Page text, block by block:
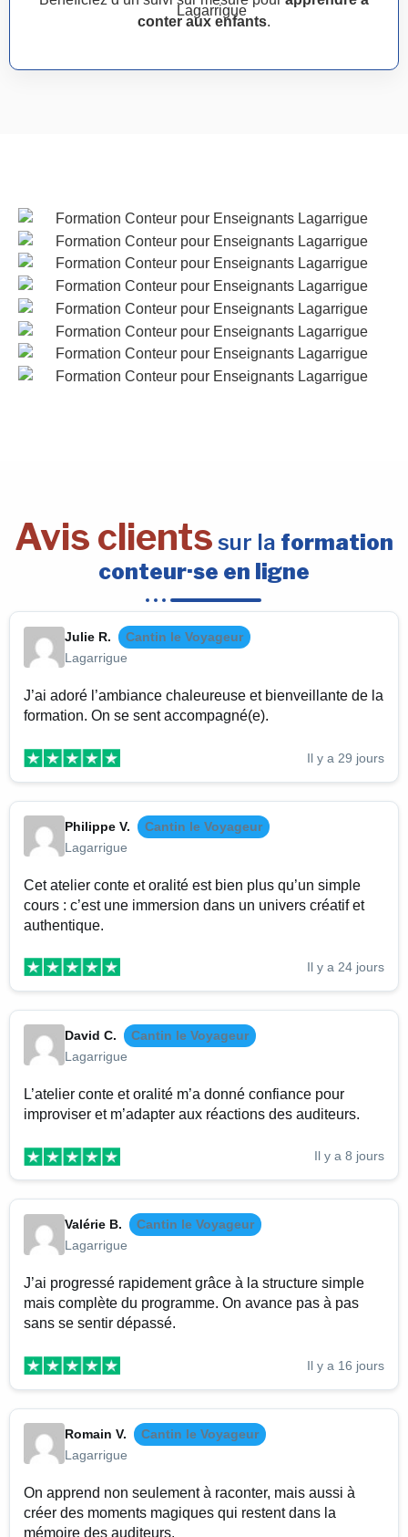
conter aux enfants.
Avis clients sur la formation
conteur·se en ligne
Julie R.
Cantin le Voyageur
Lagarrigue
J’ai adoré l’ambiance chaleureuse et bienveillante de la
formation. On se sent accompagné(e).
Il y a 29 jours
Philippe V.
Cantin le Voyageur
Lagarrigue
Cet atelier conte et oralité est bien plus qu’un simple
cours : c’est une immersion dans un univers créatif et
authentique.
Il y a 24 jours
David C.
Cantin le Voyageur
Lagarrigue
L’atelier conte et oralité m’a donné confiance pour
improviser et m’adapter aux réactions des auditeurs.
Il y a 8 jours
Valérie B.
Cantin le Voyageur
Lagarrigue
J’ai progressé rapidement grâce à la structure simple
mais complète du programme. On avance pas à pas
sans se sentir dépassé.
Il y a 16 jours
Romain V.
Cantin le Voyageur
Lagarrigue
On apprend non seulement à raconter, mais aussi à
créer des moments magiques qui restent dans la
mémoire des auditeurs.